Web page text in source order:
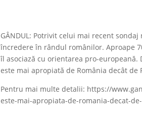
GÂNDUL: Potrivit celui mai recent
încredere în rândul românilor. Aproape
îl asociază cu orientarea pro-
este mai apropiată de România decât de
Pentru mai multe detalii: https://
este-mai-apropiata-de-romania-decat-